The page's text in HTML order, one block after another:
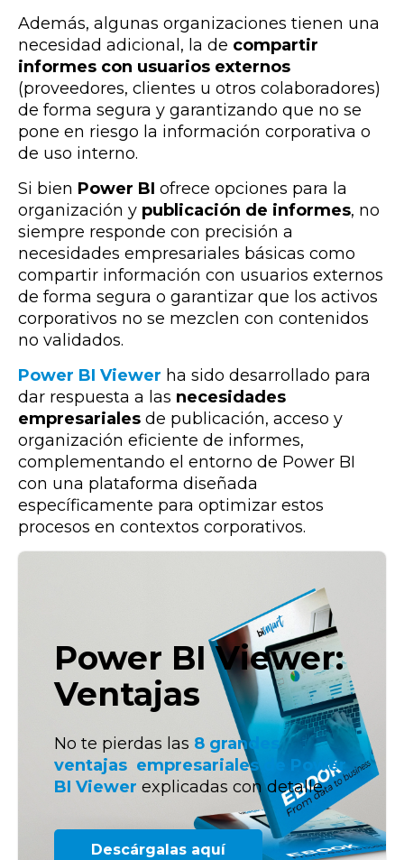
Además, algunas organizaciones tienen una
necesidad adicional, la de compartir
informes con usuarios externos
(proveedores, clientes u otros colaboradores)
de forma segura y garantizando que no se
pone en riesgo la información corporativa o
de uso interno.
Si bien Power BI ofrece opciones para la
organización y publicación de informes, no
siempre responde con precisión a
necesidades empresariales básicas como
compartir información con usuarios externos
de forma segura o garantizar que los activos
corporativos no se mezclen con contenidos
no validados.
Power BI Viewer ha sido desarrollado para
dar respuesta a las necesidades
empresariales de publicación, acceso y
organización eficiente de informes,
complementando el entorno de Power BI
con una plataforma diseñada
específicamente para optimizar estos
procesos en contextos corporativos.
Power BI Viewer:
Ventajas
No te pierdas las 8 grandes
ventajas empresariales
de Power
BI Viewer explicadas con detalle.
Descárgalas aquí